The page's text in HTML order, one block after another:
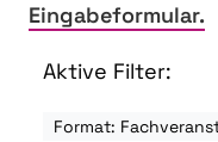
Eingabeformular.
Aktive Filter:
Format: